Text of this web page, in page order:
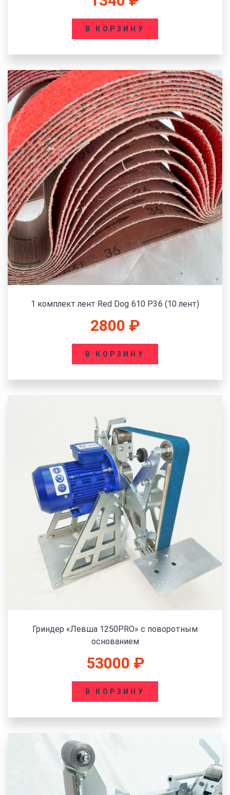
В КОРЗИНУ
1 комплект лент Red Dog 610 P36 (10 лент)
2800 ₽
В КОРЗИНУ
Гриндер «Левша 1250PRO» с поворотным
основанием
53000 ₽
В КОРЗИНУ